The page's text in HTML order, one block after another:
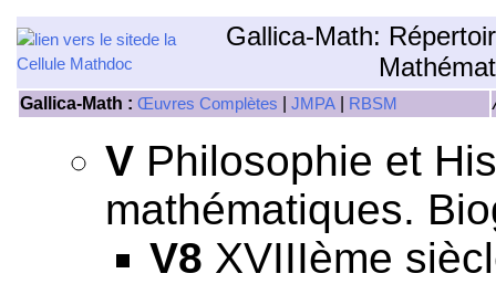
Gallica-Math:
Gallica-Math : Œuvres Complètes JMPA RBSM
V Philosophie et
mathématiques.
V8 XVIIIème